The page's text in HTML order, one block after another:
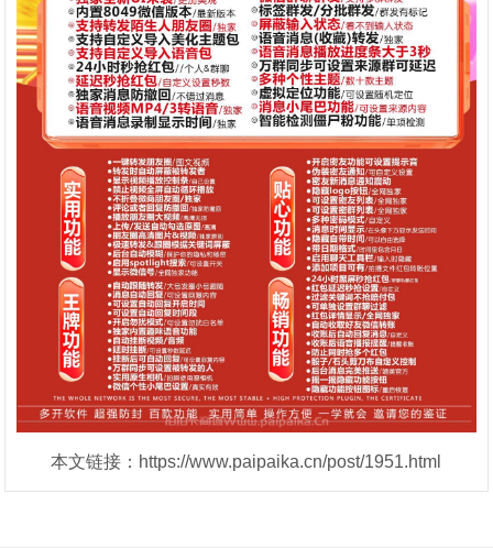
本文链接：https://www.paipaika.cn/post/1951.html